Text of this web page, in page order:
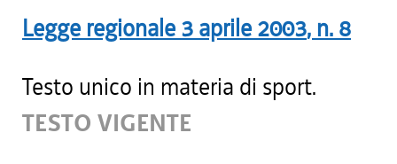
Legge regionale 3 aprile 2003, n. 8
Testo unico in materia di sport.
TESTO VIGENTE